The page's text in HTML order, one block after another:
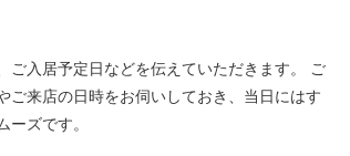
ご入居予定日などを伝えていただきます。 ご
ご来店の日時をお伺いしておき、当日にはす
ズです。